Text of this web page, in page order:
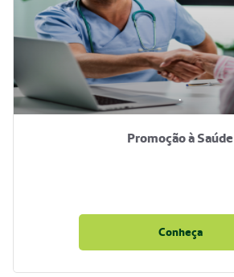
.
Promoção à Saúde
Conheça